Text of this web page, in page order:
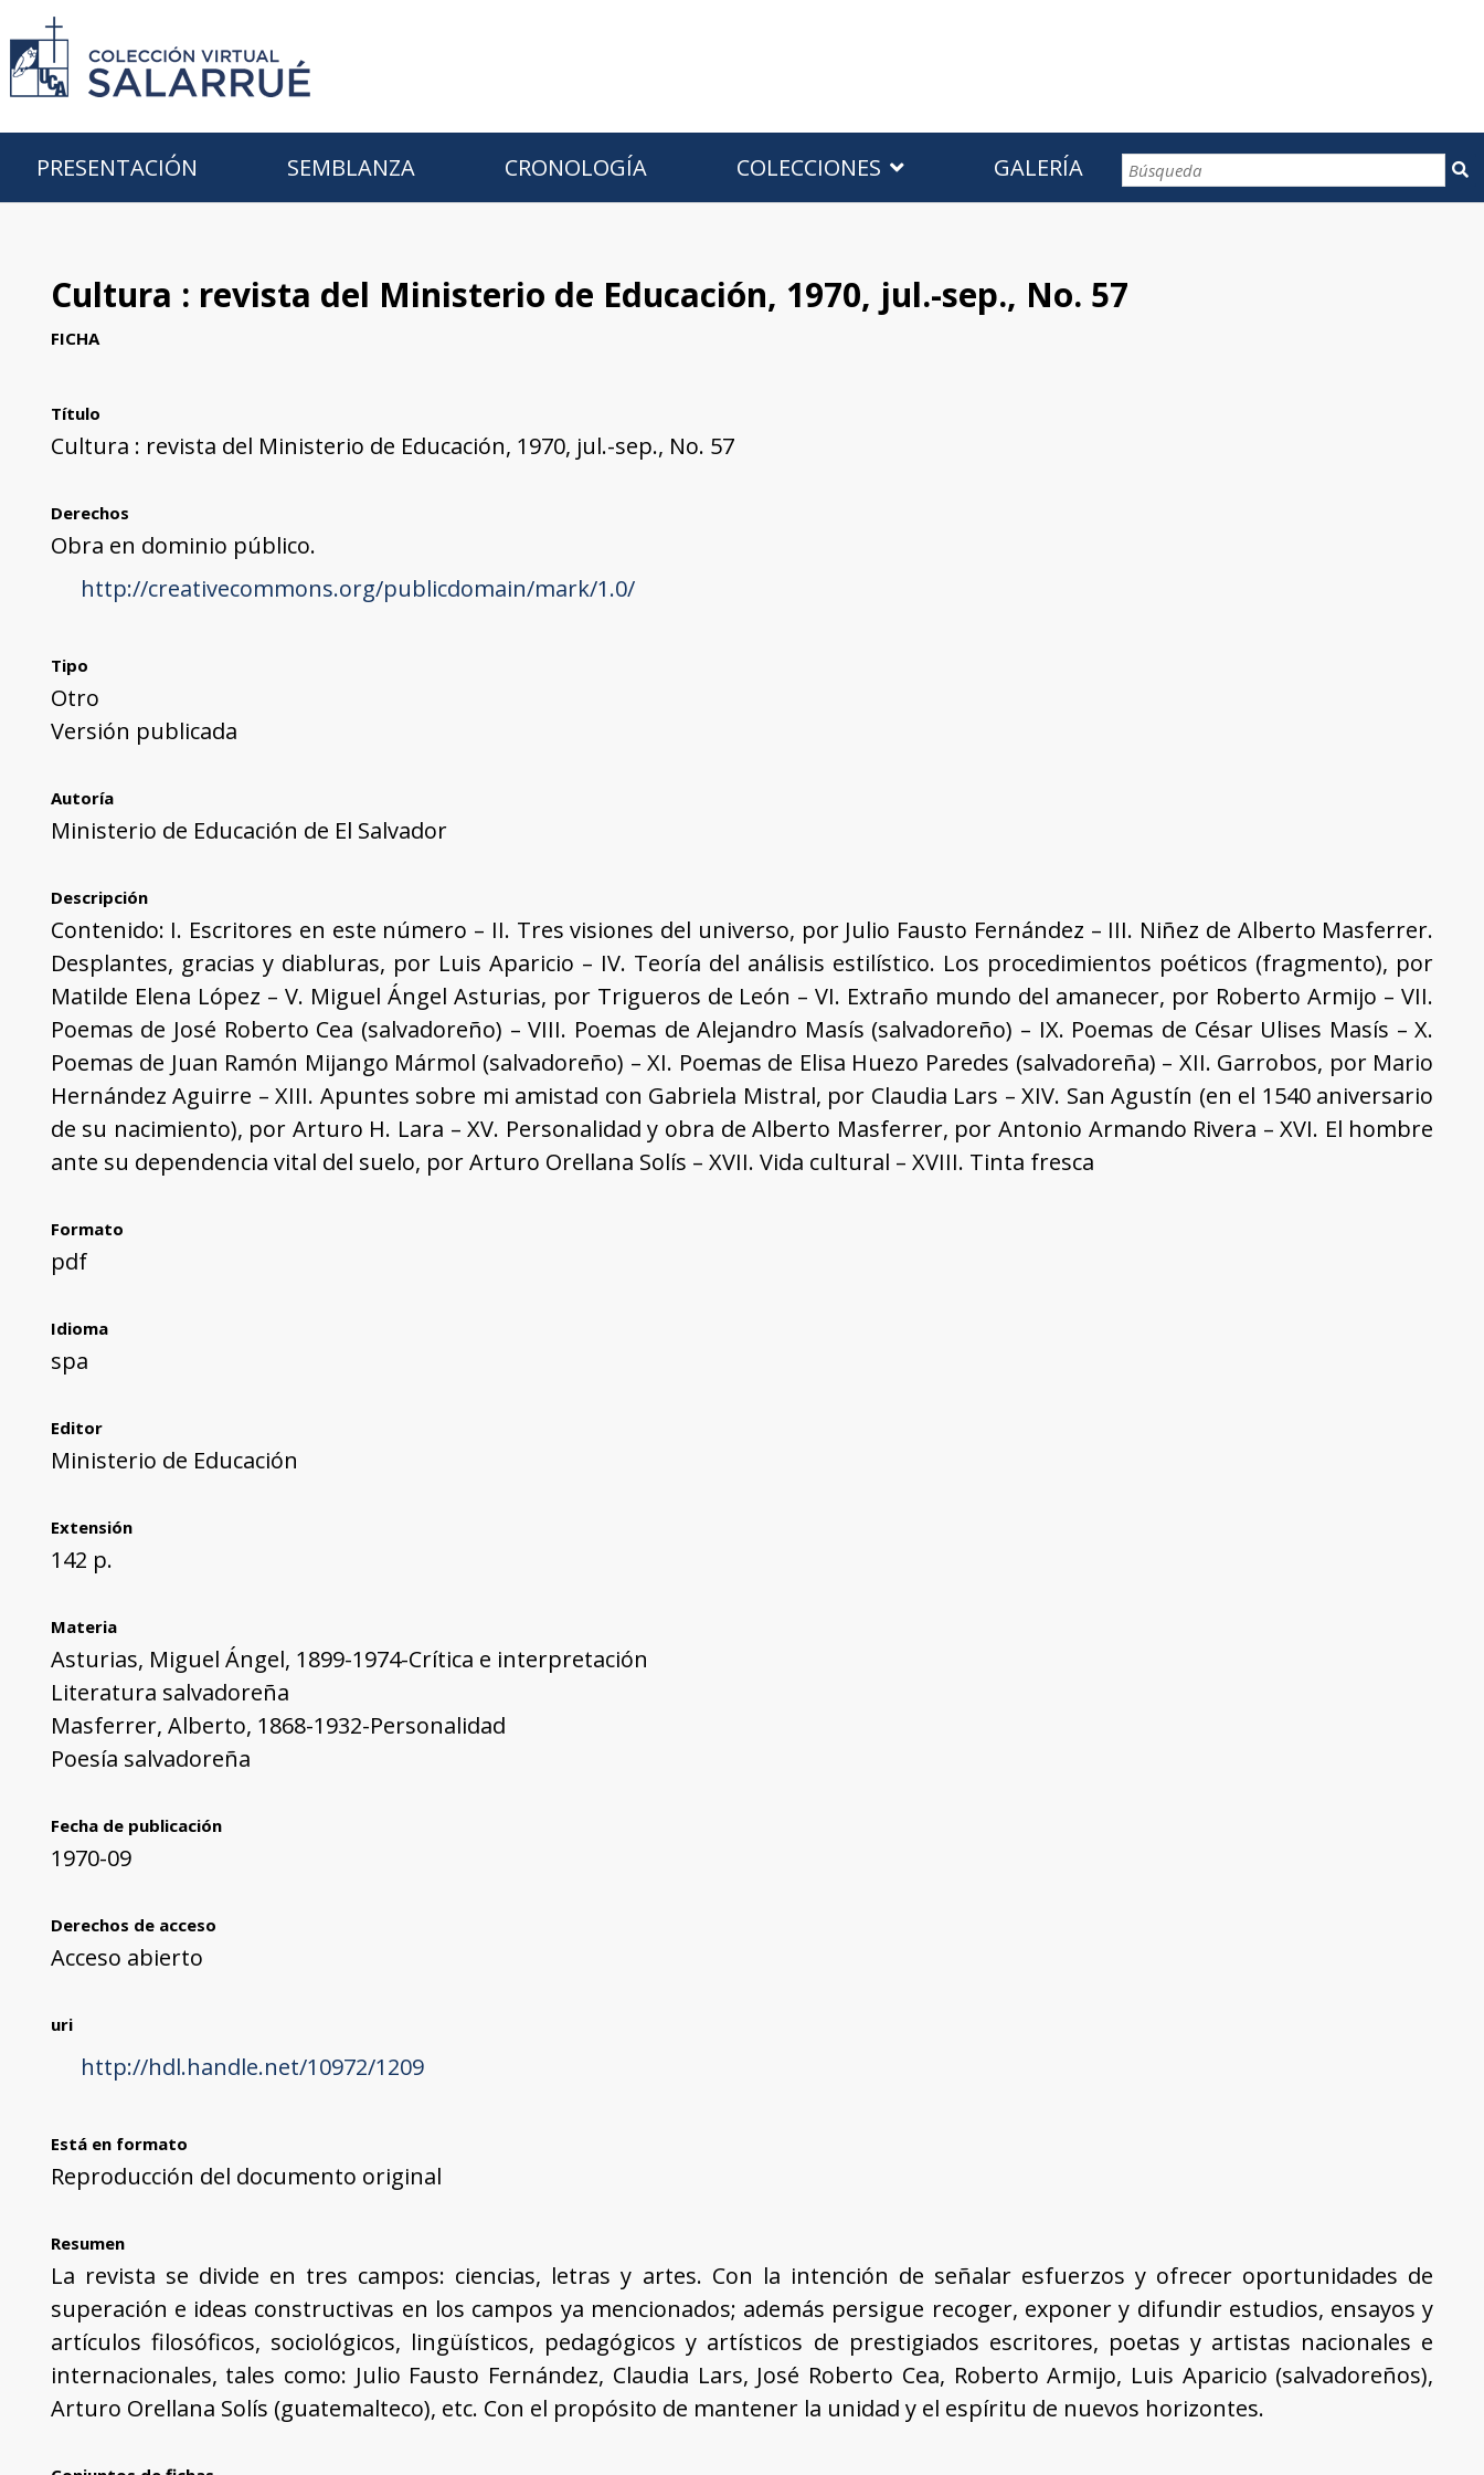
PRESENTACIÓN SEMBLANZA CRONOLOGÍA COLECCIONES GALERÍA CONTACTOS
Cultura : revista del Ministerio de Educación, 1970, jul.-sep., No. 57
FICHA
Título
Cultura : revista del Ministerio de Educación, 1970, jul.-sep., No. 57
Derechos
Obra en dominio público.
http://creativecommons.org/publicdomain/mark/1.0/
Tipo
Otro
Versión publicada
Autoría
Ministerio de Educación de El Salvador
Descripción
Contenido: I. Escritores en este número – II. Tres visiones del universo, por Julio Fausto Fernández – III. Niñez de Alberto Masferrer.
Desplantes, gracias y diabluras, por Luis Aparicio – IV. Teoría del análisis estilístico. Los procedimientos poéticos (fragmento), por
Matilde Elena López – V. Miguel Ángel Asturias, por Trigueros de León – VI. Extraño mundo del amanecer, por Roberto Armijo – VII.
Poemas de José Roberto Cea (salvadoreño) – VIII. Poemas de Alejandro Masís (salvadoreño) – IX. Poemas de César Ulises Masís – X.
Poemas de Juan Ramón Mijango Mármol (salvadoreño) – XI. Poemas de Elisa Huezo Paredes (salvadoreña) – XII. Garrobos, por Mario
Hernández Aguirre – XIII. Apuntes sobre mi amistad con Gabriela Mistral, por Claudia Lars – XIV. San Agustín (en el 1540 aniversario
de su nacimiento), por Arturo H. Lara – XV. Personalidad y obra de Alberto Masferrer, por Antonio Armando Rivera – XVI. El hombre
ante su dependencia vital del suelo, por Arturo Orellana Solís – XVII. Vida cultural – XVIII. Tinta fresca
Formato
pdf
Idioma
spa
Editor
Ministerio de Educación
Extensión
142 p.
Materia
Asturias, Miguel Ángel, 1899-1974-Crítica e interpretación
Literatura salvadoreña
Masferrer, Alberto, 1868-1932-Personalidad
Poesía salvadoreña
Fecha de publicación
1970-09
Derechos de acceso
Acceso abierto
uri
http://hdl.handle.net/10972/1209
Está en formato
Reproducción del documento original
Resumen
La revista se divide en tres campos: ciencias, letras y artes. Con la intención de señalar esfuerzos y ofrecer oportunidades de
superación e ideas constructivas en los campos ya mencionados; además persigue recoger, exponer y difundir estudios, ensayos y
artículos filosóficos, sociológicos, lingüísticos, pedagógicos y artísticos de prestigiados escritores, poetas y artistas nacionales e
internacionales, tales como: Julio Fausto Fernández, Claudia Lars, José Roberto Cea, Roberto Armijo, Luis Aparicio (salvadoreños),
Arturo Orellana Solís (guatemalteco), etc. Con el propósito de mantener la unidad y el espíritu de nuevos horizontes.